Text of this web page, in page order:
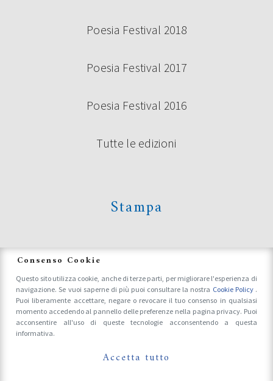
Poesia Festival 2018
Poesia Festival 2017
Poesia Festival 2016
Tutte le edizioni
Stampa
Accrediti Stampa e Fotografi
Follow Us On
Consenso Cookie
Questo sito utilizza cookie, anche di terze parti, per migliorare l'esperienza di
navigazione. Se vuoi saperne di più puoi consultare la nostra Cookie Policy .
Puoi liberamente accettare, negare o revocare il tuo consenso in qualsiasi
momento accedendo al pannello delle preferenze nella pagina privacy. Puoi
acconsentire all'uso di queste tecnologie acconsentendo a questa
informativa.
Accetta tutto